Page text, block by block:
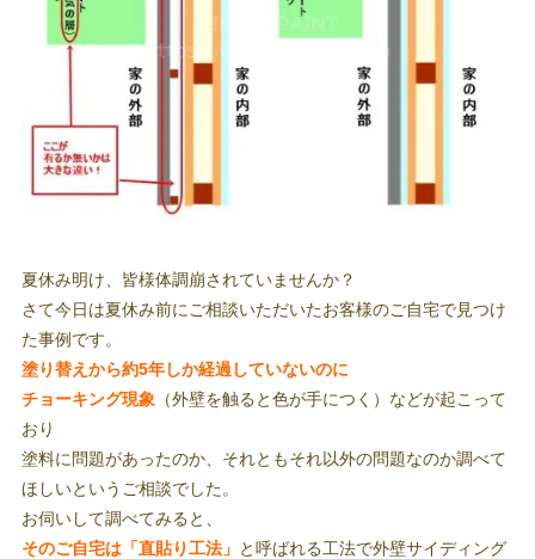
夏休み明け、皆様体調崩されていませんか？
さて今日は夏休み前にご相談いただいたお客様のご自宅で見つけ
た事例です。
塗り替えから約5年しか経過していないのに
チョーキング現象 （外壁を触ると色が手につく）などが起こって
おり
塗料に問題があったのか、それともそれ以外の問題なのか調べて
ほしいというご相談でした。
お伺いして調べてみると、
そのご自宅は「直貼り工法」 と呼ばれる工法で外壁サイディング